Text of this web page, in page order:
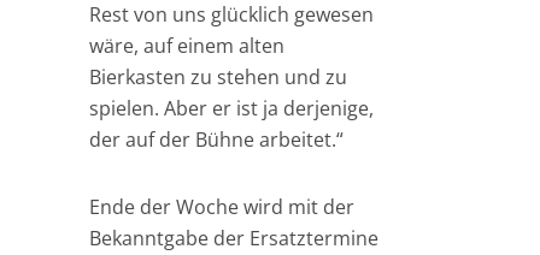
Rest von uns glücklich gewesen
wäre, auf einem alten
Bierkasten zu stehen und zu
spielen. Aber er ist ja derjenige,
der auf der Bühne arbeitet.“
Ende der Woche wird mit der
Bekanntgabe der Ersatztermine